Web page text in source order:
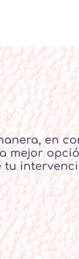
en
mejor
tu